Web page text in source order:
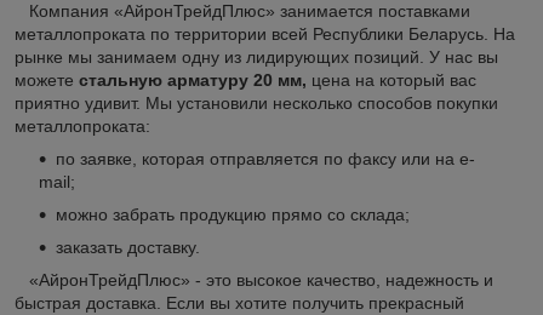
Компания «АйронТрейдПлюс» занимается поставками
металлопроката по территории всей Республики Беларусь. На
рынке мы занимаем одну из лидирующих позиций. У нас вы
можете стальную арматуру 20 мм, цена на который вас
приятно удивит. Мы установили несколько способов покупки
металлопроката:
по заявке, которая отправляется по факсу или на e-
mail;
можно забрать продукцию прямо со склада;
заказать доставку.
«АйронТрейдПлюс» - это высокое качество, надежность и
быстрая доставка. Если вы хотите получить прекрасный